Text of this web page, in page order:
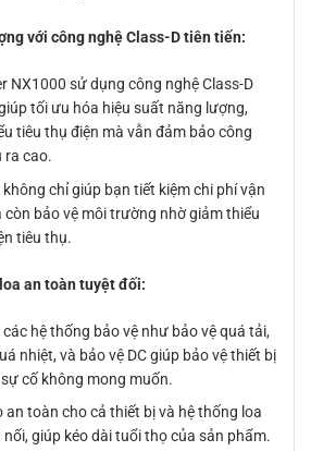
với công nghệ Class-D tiên tiến:
NX1000 sử dụng công nghệ Class-D
tối ưu hóa hiệu suất năng lượng,
tiêu thụ điện mà vẫn đảm bảo công
ra cao.
chỉ giúp bạn tiết kiệm chi phí vận
còn bảo vệ môi trường nhờ giảm thiểu
tiêu thụ.
an toàn tuyệt đối:
các hệ thống bảo vệ như bảo vệ quá tải,
nhiệt, và bảo vệ DC giúp bảo vệ thiết bị
cố không mong muốn.
an toàn cho cả thiết bị và hệ thống loa
giúp kéo dài tuổi thọ của sản phẩm.